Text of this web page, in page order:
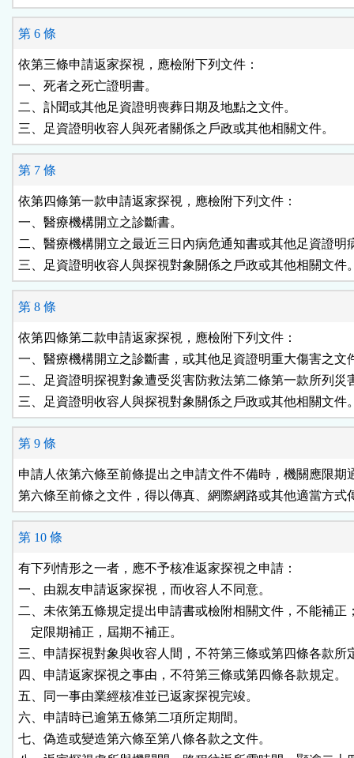
第 6 條
依第三條申請返家探視，應檢附下列文件：
一、死者之死亡證明書。
二、訃聞或其他足資證明喪葬日期及地點之文件。
三、足資證明收容人與死者關係之戶政或其他相關文件。
第 7 條
依第四條第一款申請返家探視，應檢附下列文件：
一、醫療機構開立之診斷書。
二、醫療機構開立之最近三日內病危通知書或其他足資證明
三、足資證明收容人與探視對象關係之戶政或其他相關文件
第 8 條
依第四條第二款申請返家探視，應檢附下列文件：
一、醫療機構開立之診斷書，或其他足資證明重大傷害之文
二、足資證明探視對象遭受災害防救法第二條第一款所列災
三、足資證明收容人與探視對象關係之戶政或其他相關文件
第 9 條
申請人依第六條至前條提出之申請文件不備時，機關應限期
第六條至前條之文件，得以傳真、網際網路或其他適當方式
第 10 條
有下列情形之一者，應不予核准返家探視之申請：
一、由親友申請返家探視，而收容人不同意。
二、未依第五條規定提出申請書或檢附相關文件，不能補正
    定限期補正，屆期不補正。
三、申請探視對象與收容人間，不符第三條或第四條各款所
四、申請返家探視之事由，不符第三條或第四條各款規定。
五、同一事由業經核准並已返家探視完竣。
六、申請時已逾第五條第二項所定期間。
七、偽造或變造第六條至第八條各款之文件。